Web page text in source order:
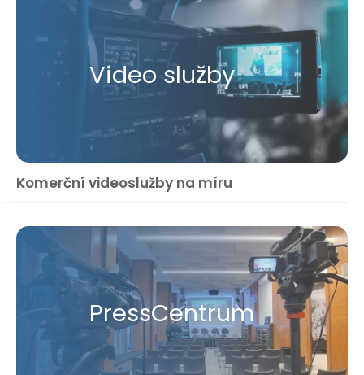
Video služby
Komerční videoslužby na míru
Press​Centrum